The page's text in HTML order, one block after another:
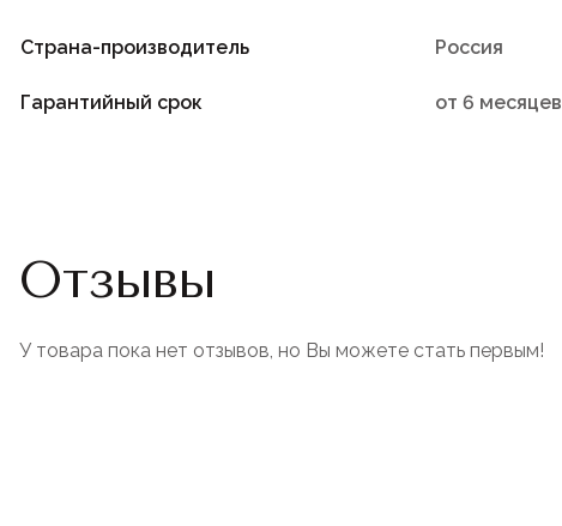
Страна-производитель Россия
Гарантийный срок от 6 месяцев
Отзывы
У товара пока нет отзывов, но Вы можете стать первым!